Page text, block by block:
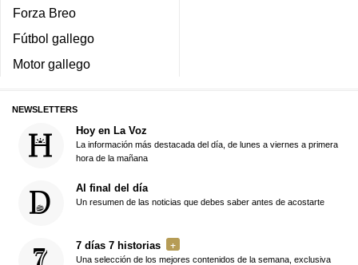
Forza Breo
Fútbol gallego
Motor gallego
NEWSLETTERS
Hoy en La Voz
La información más destacada del día, de lunes a viernes a primera
hora de la mañana
Al final del día
Un resumen de las noticias que debes saber antes de acostarte
7 días 7 historias
Una selección de los mejores contenidos de la semana, exclusiva